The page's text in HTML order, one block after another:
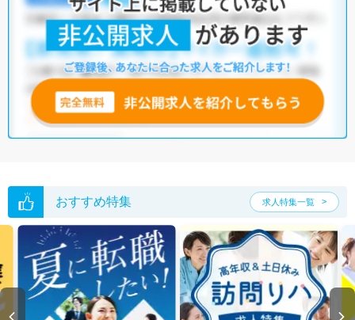
・クリニック・訪問リハビリ(在宅医療)・その他
他の条件でも人気の求人がございますので、「こだわり条件」から検索
いただくか、お気軽にお問い合わせください。
全国の臨床検査技師求人から検索いただくことも可能です。
無料転職支援サービス
にお申し込みいただくと、ご希望条件をヒアリン
グした上で求人をご提案いたします。
ご希望条件がまだ定まっていない方は人気の希望条件をピックアップし
おすすめ特集 求人特集一覧